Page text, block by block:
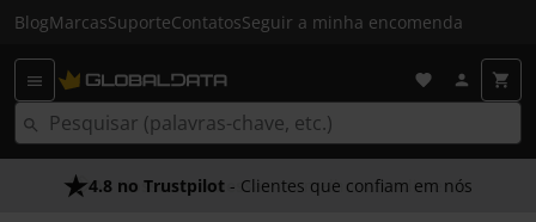
BlogMarcasSuporteContatosSeguir a minha encomenda
4.8 no Trustpilot - Clientes que confiam em nós